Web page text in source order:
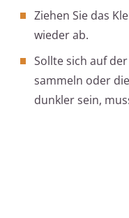
Ziehen Sie das
wieder ab.
Sollte sich auf
sammeln oder
dunkler sein,